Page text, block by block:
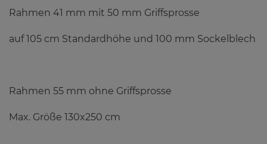
Rahmen 41 mm mit 50 mm Griffsprosse
auf 105 cm Standardhöhe und 100 mm Sockelblech
Rahmen 55 mm ohne Griffsprosse
Max. Größe 130x250 cm